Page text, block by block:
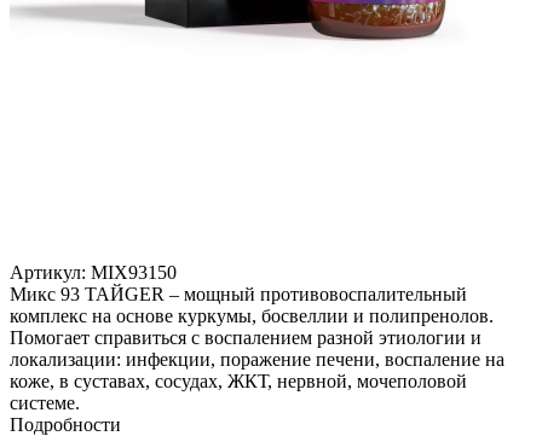
Артикул: MIX93150
Микс 93 ТАЙGER – мощный противовоспалительный
комплекс на основе куркумы, босвеллии и полипренолов.
Помогает справиться с воспалением разной этиологии и
локализации: инфекции, поражение печени, воспаление на
коже, в суставах, сосудах, ЖКТ, нервной, мочеполовой
системе.
Подробности